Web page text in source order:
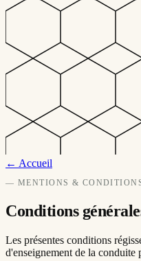
← Accueil
— MENTIONS &
Conditions
Les présentes conditions
d'enseignement de la